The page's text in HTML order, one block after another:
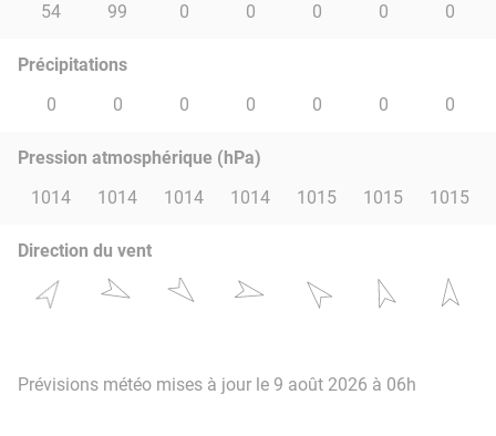
54
99 0 0 0 0 0
Précipitations
0
0 0 0 0 0 0
Pression atmosphérique (hPa)
1014
1014 1014 1014 1015 1015 1015
Direction du vent
Prévisions météo mises à jour le 9 août 2026 à 06h